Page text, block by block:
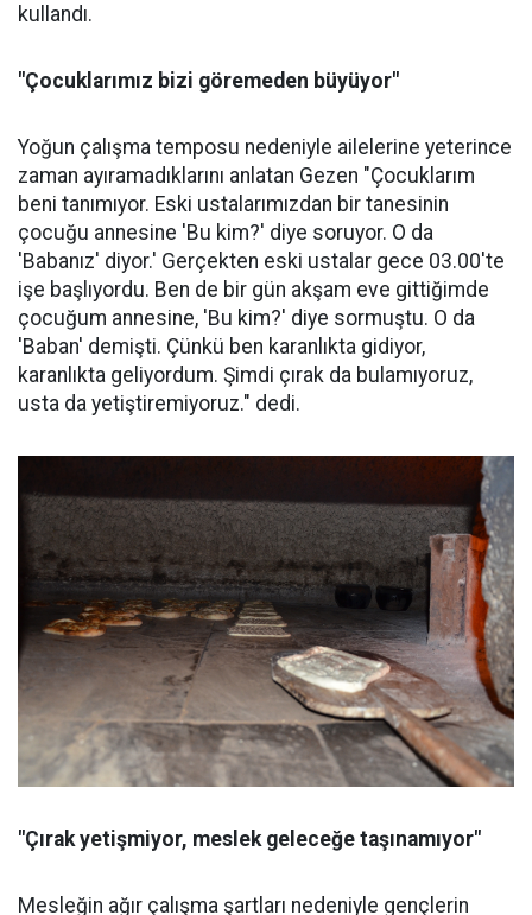
kullandı.
"Çocuklarımız bizi göremeden büyüyor"
Yoğun çalışma temposu nedeniyle ailelerine yeterince
zaman ayıramadıklarını anlatan Gezen "Çocuklarım
beni tanımıyor. Eski ustalarımızdan bir tanesinin
çocuğu annesine 'Bu kim?' diye soruyor. O da
'Babanız' diyor.' Gerçekten eski ustalar gece 03.00'te
işe başlıyordu. Ben de bir gün akşam eve gittiğimde
çocuğum annesine, 'Bu kim?' diye sormuştu. O da
'Baban' demişti. Çünkü ben karanlıkta gidiyor,
karanlıkta geliyordum. Şimdi çırak da bulamıyoruz,
usta da yetiştiremiyoruz." dedi.
"Çırak yetişmiyor, meslek geleceğe taşınamıyor"
Mesleğin ağır çalışma şartları nedeniyle gençlerin